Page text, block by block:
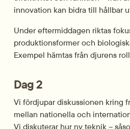
innovation kan bidra till hållbar
Under eftermiddagen riktas
produktionsformer och
Exempel hämtas från djurens
Dag 2
Vi fördjupar diskussionen kring
mellan nationella och
Vi diskuterar hur ny teknik –